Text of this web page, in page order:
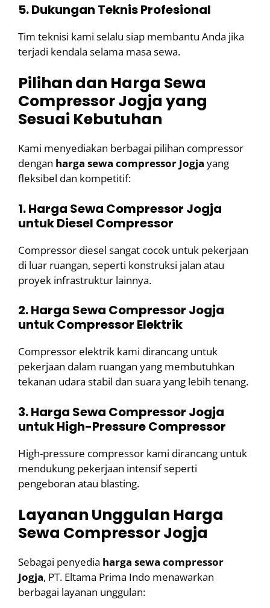
5. Dukungan Teknis Profesional
Tim teknisi kami selalu siap membantu Anda jika
terjadi kendala selama masa sewa.
Pilihan dan Harga Sewa
Compressor Jogja yang
Sesuai Kebutuhan
Kami menyediakan berbagai pilihan compressor
dengan harga sewa compressor Jogja yang
fleksibel dan kompetitif:
1. Harga Sewa Compressor Jogja
untuk Diesel Compressor
Compressor diesel sangat cocok untuk pekerjaan
di luar ruangan, seperti konstruksi jalan atau
proyek infrastruktur lainnya.
2. Harga Sewa Compressor Jogja
untuk Compressor Elektrik
Compressor elektrik kami dirancang untuk
pekerjaan dalam ruangan yang membutuhkan
tekanan udara stabil dan suara yang lebih tenang.
3. Harga Sewa Compressor Jogja
untuk High-Pressure Compressor
High-pressure compressor kami dirancang untuk
mendukung pekerjaan intensif seperti
pengeboran atau blasting.
Layanan Unggulan Harga
Sewa Compressor Jogja
Sebagai penyedia harga sewa compressor
Jogja, PT. Eltama Prima Indo menawarkan
berbagai layanan unggulan: